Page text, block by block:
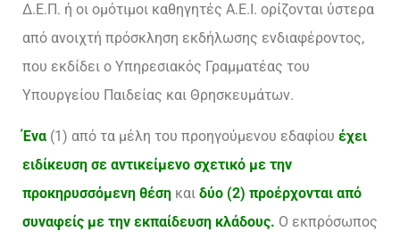
Δ.Ε.Π. ή οι ομότιμοι καθηγητές Α.Ε.Ι. ορίζονται ύστερα
από ανοιχτή πρόσκληση εκδήλωσης ενδιαφέροντος,
που εκδίδει ο Υπηρεσιακός Γραμματέας του
Υπουργείου Παιδείας και Θρησκευμάτων.
Ένα (1) από τα μέλη του προηγούμενου εδαφίου έχει
ειδίκευση σε αντικείμενο σχετικό με την
προκηρυσσόμενη θέση και δύο (2) προέρχονται από
συναφείς με την εκπαίδευση κλάδους. Ο εκπρόσωπος